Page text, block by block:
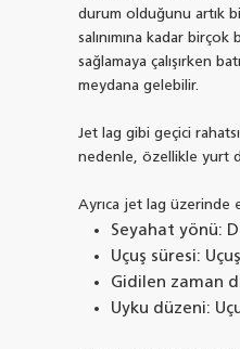
durum olduğunu artık
salınımına kadar
sağlamaya çalışırken
meydana gelebilir.
Jet lag gibi geçici
nedenle, özellikle yurt
Ayrıca jet lag üzerinde
Seyahat yönü:
Uçuş süresi:
Gidilen zaman
Uyku düzeni: